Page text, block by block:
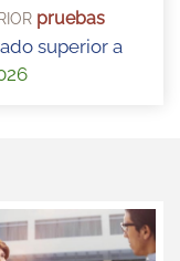
pruebas
superior a